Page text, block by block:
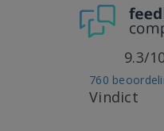
Vindict
760
9.3/